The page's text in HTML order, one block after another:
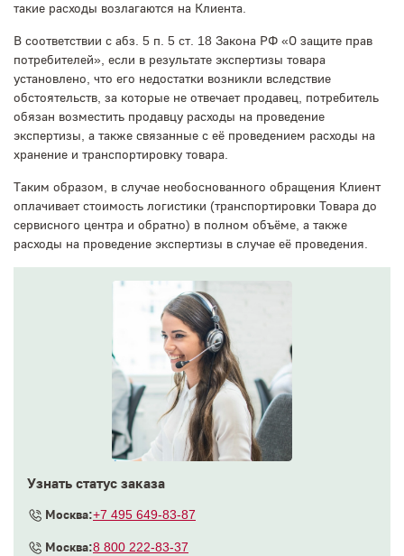
такие расходы возлагаются на Клиента.
В соответствии с абз. 5 п. 5 ст. 18 Закона РФ «О защите прав
потребителей», если в результате экспертизы товара
установлено, что его недостатки возникли вследствие
обстоятельств, за которые не отвечает продавец, потребитель
обязан возместить продавцу расходы на проведение
экспертизы, а также связанные с её проведением расходы на
хранение и транспортировку товара.
Таким образом, в случае необоснованного обращения Клиент
оплачивает стоимость логистики (транспортировки Товара до
сервисного центра и обратно) в полном объёме, а также
расходы на проведение экспертизы в случае её проведения.
Узнать статус заказа
Москва:+7 495 649-83-87
Москва:8 800 222-83-37